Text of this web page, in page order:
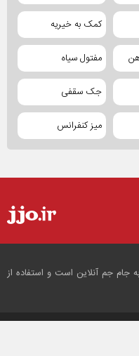
کمک به خیریه
مفتول سیاه
جک سقفی
میز کنفرانس
جم آنلاین است و استفاده از